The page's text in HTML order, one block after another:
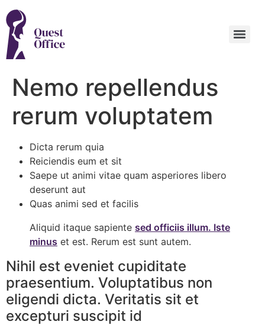
Nemo repellendus
rerum voluptatem
Dicta rerum quia
Reiciendis eum et sit
Saepe ut animi vitae quam asperiores libero
deserunt aut
Quas animi sed et facilis
Aliquid itaque sapiente sed officiis illum. Iste
minus et est. Rerum est sunt autem.
Nihil est eveniet cupiditate
praesentium. Voluptatibus non
eligendi dicta. Veritatis sit et
excepturi suscipit id